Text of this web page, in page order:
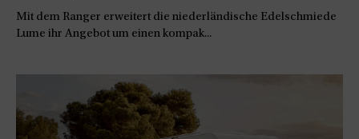
Mit dem Ranger erweitert die niederländische Edelschmiede
Lume ihr Angebot um einen kompak...